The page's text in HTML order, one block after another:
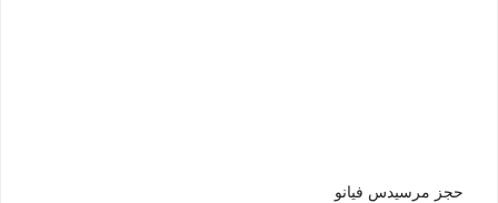
حجز مرسيدس فيانو